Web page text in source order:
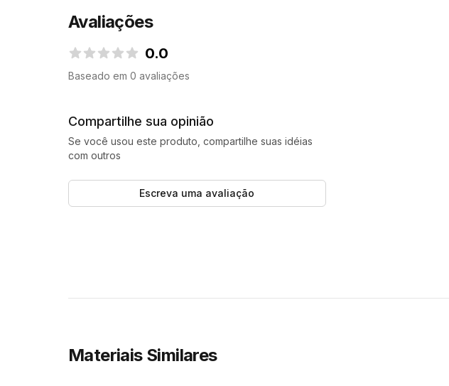
Avaliações
0.0
Baseado em 0 avaliações
Compartilhe sua opinião
Se você usou este produto, compartilhe suas idéias
com outros
Escreva uma avaliação
Materiais Similares